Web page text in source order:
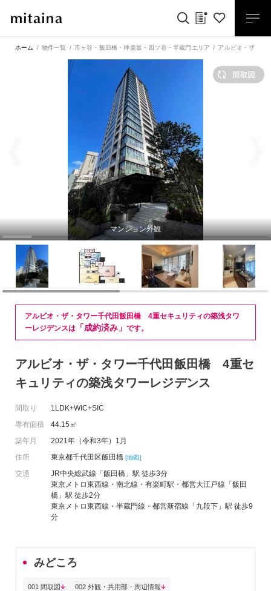
ホーム 物件一覧 市ヶ谷・飯田橋・神楽坂・四ツ谷・半蔵門エリア アルビオ・ザ・タ
マンション外観
アルビオ・ザ・タワー千代田飯田橋 4重セキュリティの築浅タワ
ーレジデンスは 「成約済み」 です。
アルビオ・ザ・タワー千代田飯田橋 4重セ
キュリティの築浅タワーレジデンス
間取り
1LDK+WIC+SIC
専有面積
44.15㎡
築年月
2021年（令和3年）1月
住所
東京都千代田区飯田橋 [地図]
交通
JR中央総武線「飯田橋」駅 徒歩3分
東京メトロ東西線・南北線・有楽町駅・都営大江戸線「飯田
橋」駅 徒歩2分
東京メトロ東西線・半蔵門線・都営新宿線「九段下」駅 徒歩9
分
みどころ
001 間取図 002 外観・共用部・周辺情報